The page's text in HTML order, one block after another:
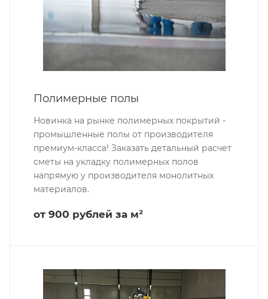
Полимерные полы
Новинка на рынке полимерных покрытий -
промышленные полы от производителя
премиум-класса! Заказать детальный расчет
сметы на укладку полимерных полов
напрямую у производителя монолитных
материалов.
от 900 рублей за м²